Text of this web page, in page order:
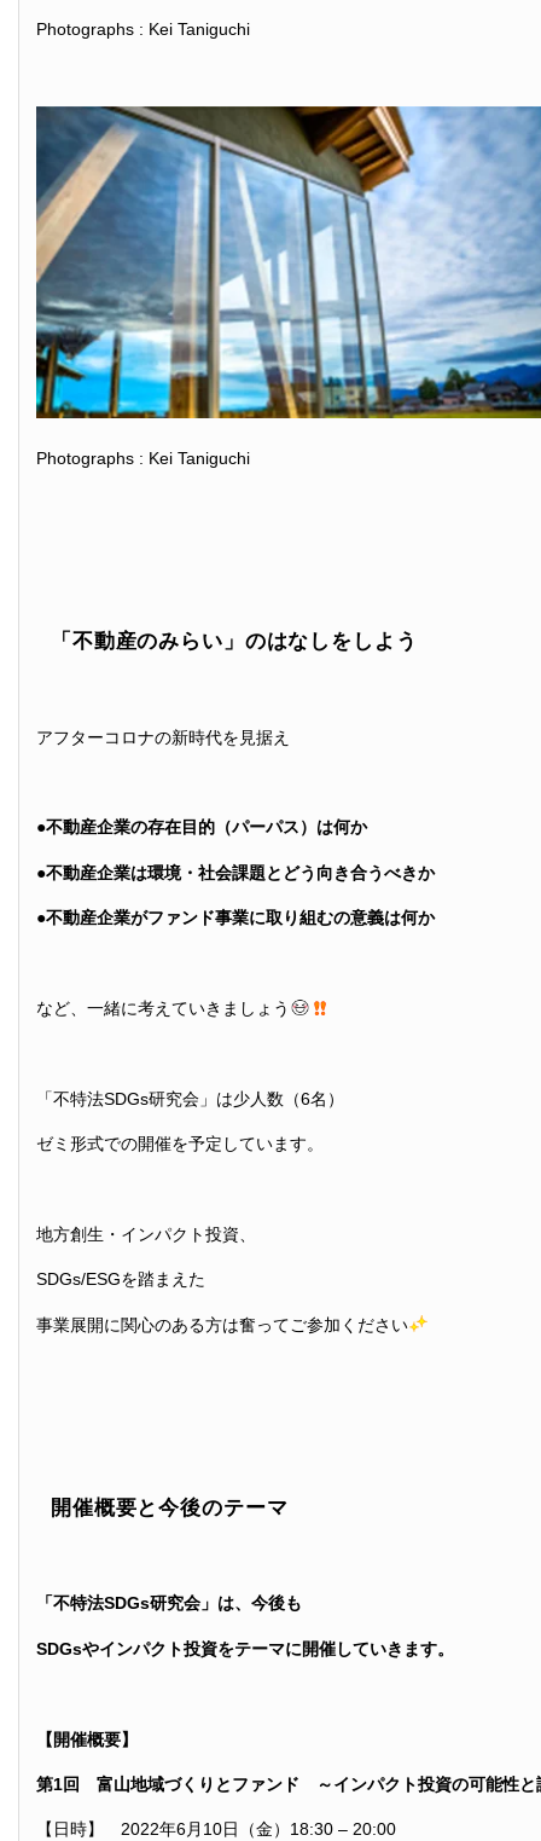
Photographs : Kei Taniguchi
Photographs : Kei Taniguchi
「不動産のみらい」のはなしをしよう
アフターコロナの新時代を見据え
●不動産企業の存在目的（パーパス）は何か
●不動産企業は環境・社会課題とどう向き合うべきか
●不動産企業がファンド事業に取り組むの意義は何か
など、一緒に考えていきましょう
「不特法SDGs研究会」は少人数（6名）
ゼミ形式での開催を予定しています。
地方創生・インパクト投資、
SDGs/ESGを踏まえた
事業展開に関心のある方は奮ってご参加ください
開催概要と今後のテーマ
「不特法SDGs研究会」は、今後も
SDGsやインパクト投資をテーマに開催していきます。
【開催概要】
第1回 富山地域づくりとファンド ～インパクト投資の可能性と
【日時】 2022年6月10日（金）18:30 – 20:00